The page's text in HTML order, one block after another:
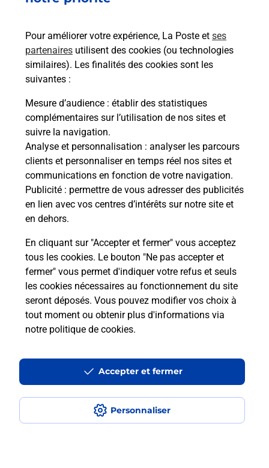
Pour améliorer votre expérience, La Poste et ses
partenaires utilisent des cookies (ou technologies
similaires). Les finalités des cookies sont les
suivantes :
Mesure d’audience : établir des statistiques
complémentaires sur l’utilisation de nos sites et
suivre la navigation.
Analyse et personnalisation : analyser les parcours
clients et personnaliser en temps réel nos sites et
communications en fonction de votre navigation.
Publicité : permettre de vous adresser des publicités
en lien avec vos centres d’intérêts sur notre site et
en dehors.
En cliquant sur "Accepter et fermer" vous acceptez
tous les cookies. Le bouton "Ne pas accepter et
fermer" vous permet d'indiquer votre refus et seuls
les cookies nécessaires au fonctionnement du site
seront déposés. Vous pouvez modifier vos choix à
tout moment ou obtenir plus d'informations via
notre politique de cookies.
Personnaliser
Accepter et fermer
posées
La téléassistance classique avec
médaillon d’alarme qu’est ce que
c’est ?
Comment fonctionne la
téléassistance classique ?
Comment est installée la
téléassistance classique ?
Localiser Liste
Liste - téléassistance
Meurthe-et-Moselle - téléassistance
Bayon - téléassistance
Accessibilité : partiellement conforme
Conditions contractuelles
Mentions légales